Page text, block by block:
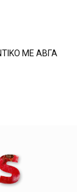
ΜΕ ΑΒΓΑ